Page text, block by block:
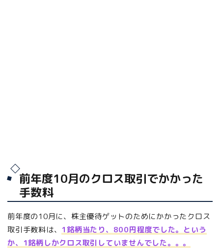
前年度10月のクロス取引でかかった
手数料
前年度の10月に、株主優待ゲットのためにかかったクロス
取引手数料は、 1銘柄当たり、800円程度でした。という
か、1銘柄しかクロス取引していませんでした。。。